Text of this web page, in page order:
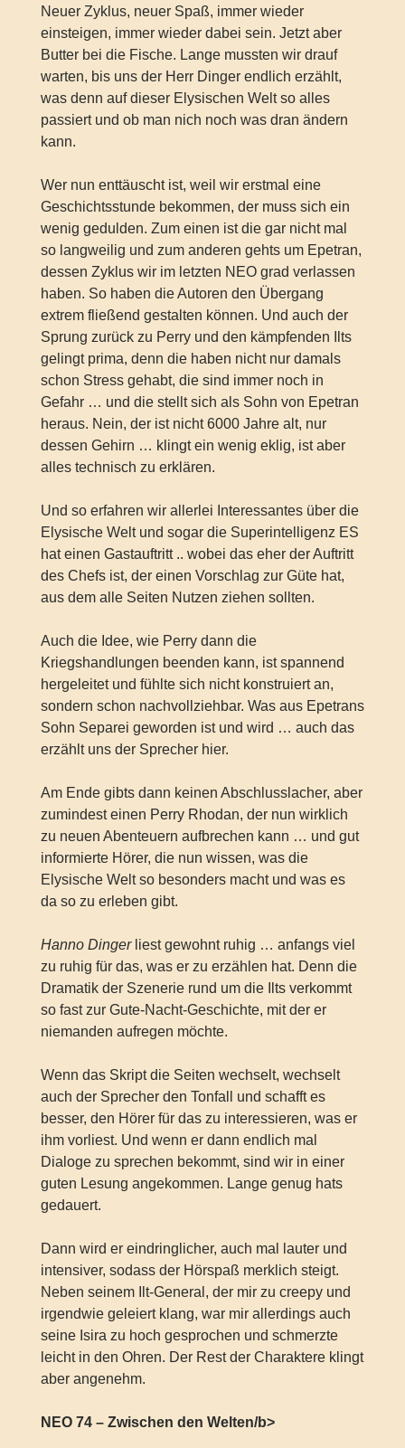
Neuer Zyklus, neuer Spaß, immer wieder
einsteigen, immer wieder dabei sein. Jetzt aber
Butter bei die Fische. Lange mussten wir drauf
warten, bis uns der Herr Dinger endlich erzählt,
was denn auf dieser Elysischen Welt so alles
passiert und ob man nich noch was dran ändern
kann.
Wer nun enttäuscht ist, weil wir erstmal eine
Geschichtsstunde bekommen, der muss sich ein
wenig gedulden. Zum einen ist die gar nicht mal
so langweilig und zum anderen gehts um Epetran,
dessen Zyklus wir im letzten NEO grad verlassen
haben. So haben die Autoren den Übergang
extrem fließend gestalten können. Und auch der
Sprung zurück zu Perry und den kämpfenden Ilts
gelingt prima, denn die haben nicht nur damals
schon Stress gehabt, die sind immer noch in
Gefahr … und die stellt sich als Sohn von Epetran
heraus. Nein, der ist nicht 6000 Jahre alt, nur
dessen Gehirn … klingt ein wenig eklig, ist aber
alles technisch zu erklären.
Und so erfahren wir allerlei Interessantes über die
Elysische Welt und sogar die Superintelligenz ES
hat einen Gastauftritt .. wobei das eher der Auftritt
des Chefs ist, der einen Vorschlag zur Güte hat,
aus dem alle Seiten Nutzen ziehen sollten.
Auch die Idee, wie Perry dann die
Kriegshandlungen beenden kann, ist spannend
hergeleitet und fühlte sich nicht konstruiert an,
sondern schon nachvollziehbar. Was aus Epetrans
Sohn Separei geworden ist und wird … auch das
erzählt uns der Sprecher hier.
Am Ende gibts dann keinen Abschlusslacher, aber
zumindest einen Perry Rhodan, der nun wirklich
zu neuen Abenteuern aufbrechen kann … und gut
informierte Hörer, die nun wissen, was die
Elysische Welt so besonders macht und was es
da so zu erleben gibt.
Hanno Dingerliest gewohnt ruhig … anfangs viel
zu ruhig für das, was er zu erzählen hat. Denn die
Dramatik der Szenerie rund um die Ilts verkommt
so fast zur Gute-Nacht-Geschichte, mit der er
niemanden aufregen möchte.
Wenn das Skript die Seiten wechselt, wechselt
auch der Sprecher den Tonfall und schafft es
besser, den Hörer für das zu interessieren, was er
ihm vorliest. Und wenn er dann endlich mal
Dialoge zu sprechen bekommt, sind wir in einer
guten Lesung angekommen. Lange genug hats
gedauert.
Dann wird er eindringlicher, auch mal lauter und
intensiver, sodass der Hörspaß merklich steigt.
Neben seinem Ilt-General, der mir zu creepy und
irgendwie geleiert klang, war mir allerdings auch
seine Isira zu hoch gesprochen und schmerzte
leicht in den Ohren. Der Rest der Charaktere klingt
aber angenehm.
NEO 74 – Zwischen den Welten/b>